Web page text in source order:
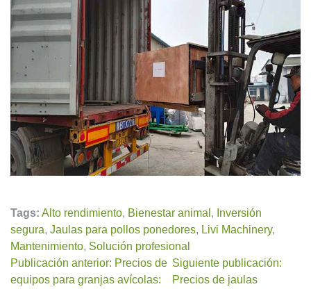
Tags: Alto rendimiento, Bienestar animal , Inversión
segura, Jaulas para pollos ponedores, Livi Machinery,
Mantenimiento, Solución profesional
Publicación anterior: Precios de
equipos para granjas avícolas:
Siguiente publicación:
Precios de jaulas